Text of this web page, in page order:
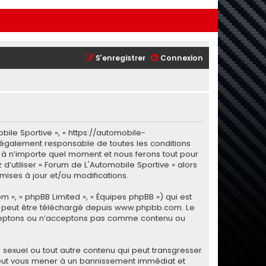
Connexion
S’enregistrer
Sportive », « https://automobile-
responsable de toutes les conditions
n’importe quel moment et nous ferons tout pour
« Forum de L'Automobile Sportive » alors
à jour et/ou modifications.
« phpBB Limited », « Équipes phpBB ») qui est
être téléchargé depuis www.phpbb.com. Le
ou n’acceptons pas comme contenu ou
ou tout autre contenu qui peut transgresser
vous mener à un bannissement immédiat et